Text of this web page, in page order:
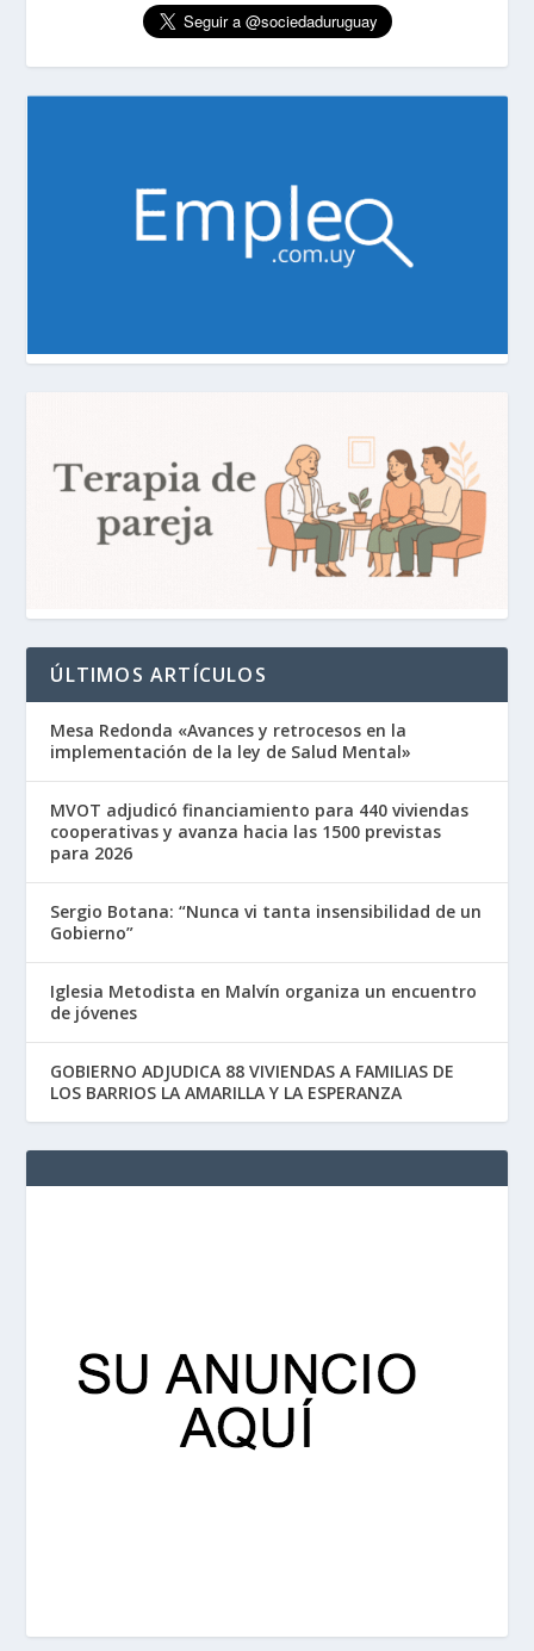
ÚLTIMOS ARTÍCULOS
Mesa Redonda «Avances y retrocesos en la
implementación de la ley de Salud Mental»
MVOT adjudicó financiamiento para 440 viviendas
cooperativas y avanza hacia las 1500 previstas
para 2026
Sergio Botana: “Nunca vi tanta insensibilidad de un
Gobierno”
Iglesia Metodista en Malvín organiza un encuentro
de jóvenes
GOBIERNO ADJUDICA 88 VIVIENDAS A FAMILIAS DE
LOS BARRIOS LA AMARILLA Y LA ESPERANZA